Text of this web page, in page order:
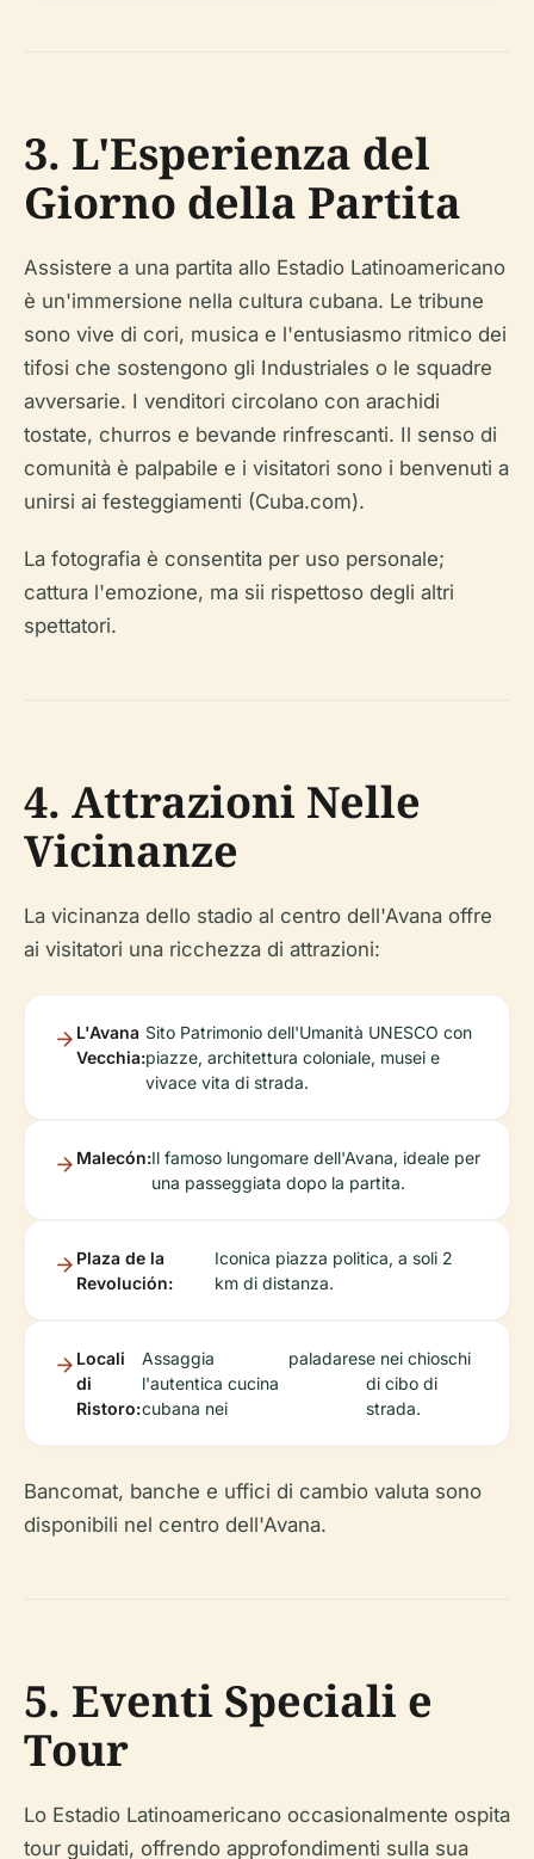
3. L'Esperienza del
Giorno della Partita
Assistere a una partita allo Estadio Latinoamericano
è un'immersione nella cultura cubana. Le tribune
sono vive di cori, musica e l'entusiasmo ritmico dei
tifosi che sostengono gli Industriales o le squadre
avversarie. I venditori circolano con arachidi
tostate, churros e bevande rinfrescanti. Il senso di
comunità è palpabile e i visitatori sono i benvenuti a
unirsi ai festeggiamenti (Cuba.com).
La fotografia è consentita per uso personale;
cattura l'emozione, ma sii rispettoso degli altri
spettatori.
4. Attrazioni Nelle
Vicinanze
La vicinanza dello stadio al centro dell'Avana offre
ai visitatori una ricchezza di attrazioni:
L'Avana
Vecchia:
Sito Patrimonio dell'Umanità UNESCO con
piazze, architettura coloniale, musei e
vivace vita di strada.
Malecón:Il famoso lungomare dell'Avana, ideale per
una passeggiata dopo la partita.
Plaza de la
Revolución:
Iconica piazza politica, a soli 2
km di distanza.
Locali
di
Ristoro:
Assaggia
l'autentica cucina
cubana nei
paladarese nei chioschi
di cibo di
strada.
Bancomat, banche e uffici di cambio valuta sono
disponibili nel centro dell'Avana.
5. Eventi Speciali e
Tour
Lo Estadio Latinoamericano occasionalmente ospita
tour guidati, offrendo approfondimenti sulla sua